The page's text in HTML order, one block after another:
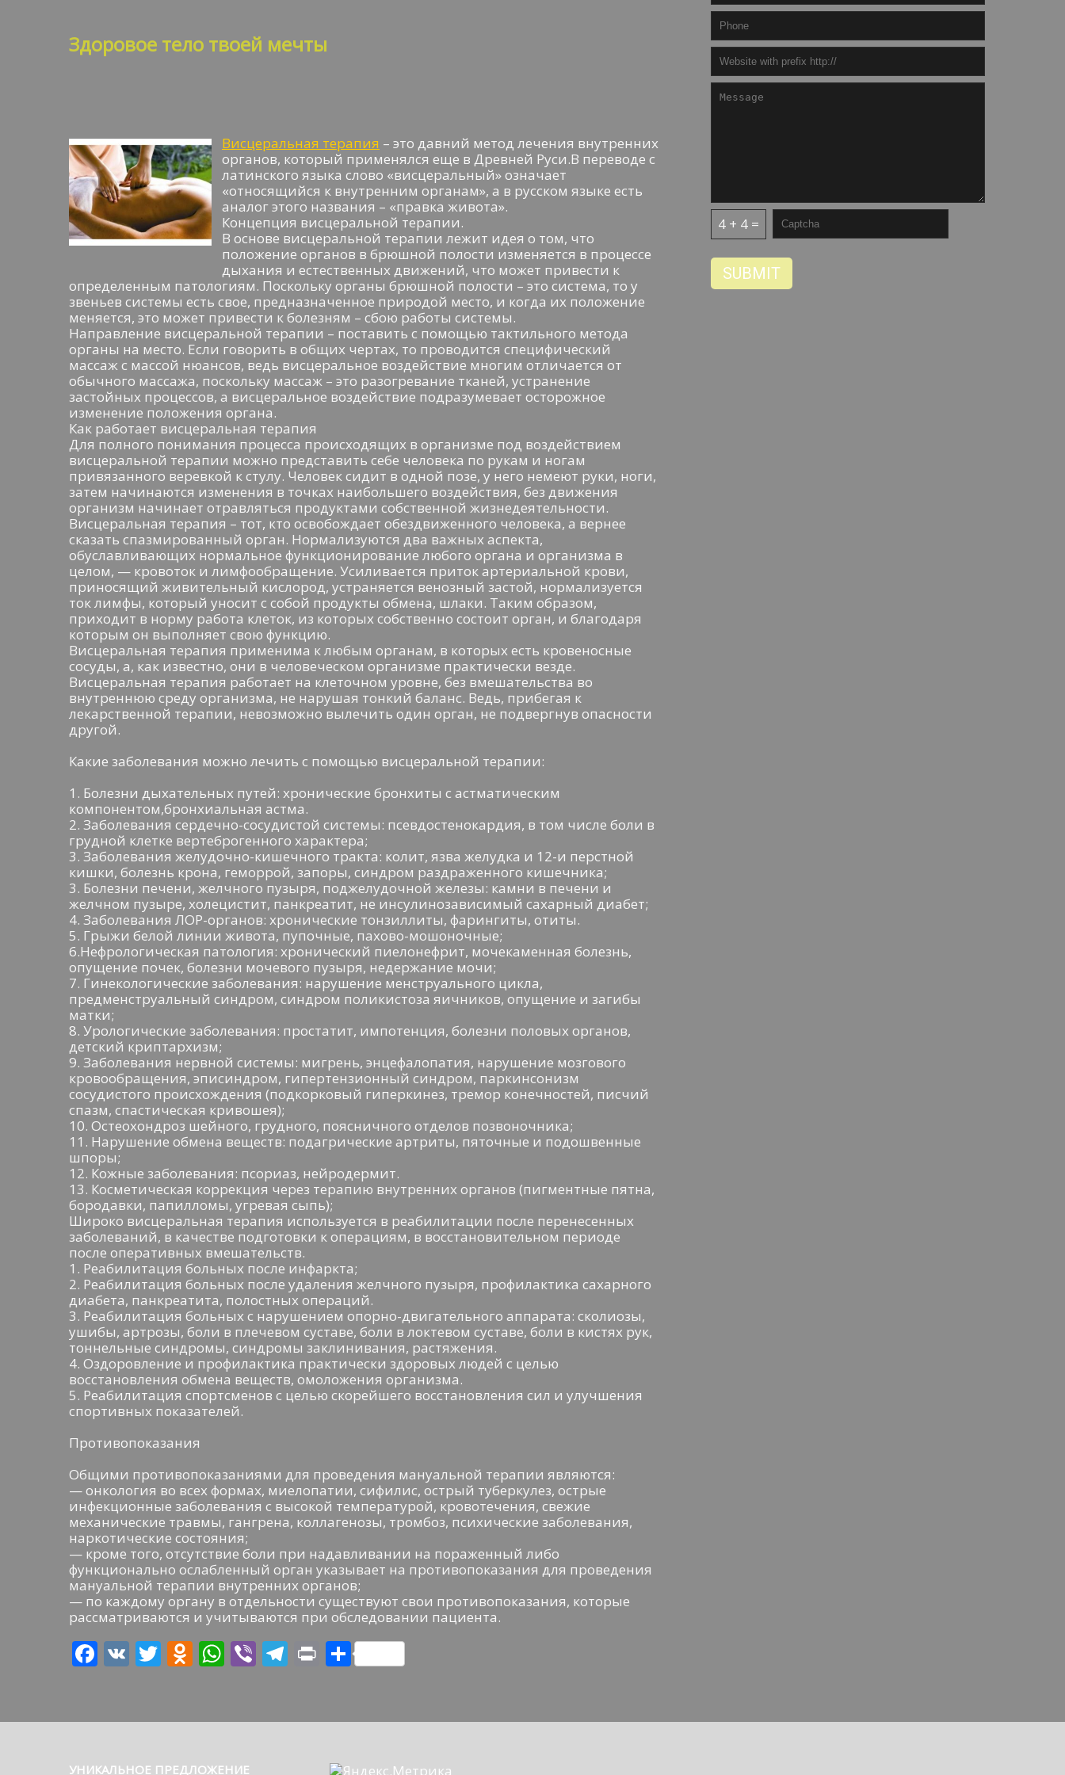
Здоровое тело твоей мечты
Висцеральная терапия – это давний метод лечения внутренних
органов, который применялся еще в Древней Руси.В переводе с
латинского языка слово «висцеральный» означает
«относящийся к внутренним органам», а в русском языке есть
аналог этого названия – «правка живота».
Концепция висцеральной терапии.
В основе висцеральной терапии лежит идея о том, что
положение органов в брюшной полости изменяется в процессе
дыхания и естественных движений, что может привести к
определенным патологиям. Поскольку органы брюшной полости – это система, то у
звеньев системы есть свое, предназначенное природой место, и когда их положение
меняется, это может привести к болезням – сбою работы системы.
Направление висцеральной терапии – поставить с помощью тактильного метода
органы на место. Если говорить в общих чертах, то проводится специфический
массаж с массой нюансов, ведь висцеральное воздействие многим отличается от
обычного массажа, поскольку массаж – это разогревание тканей, устранение
застойных процессов, а висцеральное воздействие подразумевает осторожное
изменение положения органа.
Как работает висцеральная терапия
Для полного понимания процесса происходящих в организме под воздействием
висцеральной терапии можно представить себе человека по рукам и ногам
привязанного веревкой к стулу. Человек сидит в одной позе, у него немеют руки, ноги,
затем начинаются изменения в точках наибольшего воздействия, без движения
организм начинает отравляться продуктами собственной жизнедеятельности.
Висцеральная терапия – тот, кто освобождает обездвиженного человека, а вернее
сказать спазмированный орган. Нормализуются два важных аспекта,
обуславливающих нормальное функционирование любого органа и организма в
целом, — кровоток и лимфообращение. Усиливается приток артериальной крови,
приносящий живительный кислород, устраняется венозный застой, нормализуется
ток лимфы, который уносит с собой продукты обмена, шлаки. Таким образом,
приходит в норму работа клеток, из которых собственно состоит орган, и благодаря
которым он выполняет свою функцию.
Висцеральная терапия применима к любым органам, в которых есть кровеносные
сосуды, а, как известно, они в человеческом организме практически везде.
Висцеральная терапия работает на клеточном уровне, без вмешательства во
внутреннюю среду организма, не нарушая тонкий баланс. Ведь, прибегая к
лекарственной терапии, невозможно вылечить один орган, не подвергнув опасности
другой.
Какие заболевания можно лечить с помощью висцеральной терапии:
1. Болезни дыхательных путей: хронические бронхиты с астматическим
компонентом,бронхиальная астма.
2. Заболевания сердечно-сосудистой системы: псевдостенокардия, в том числе боли в
грудной клетке вертеброгенного характера;
3. Заболевания желудочно-кишечного тракта: колит, язва желудка и 12-и перстной
кишки, болезнь крона, геморрой, запоры, синдром раздраженного кишечника;
3. Болезни печени, желчного пузыря, поджелудочной железы: камни в печени и
желчном пузыре, холецистит, панкреатит, не инсулинозависимый сахарный диабет;
4. Заболевания ЛОР-органов: хронические тонзиллиты, фарингиты, отиты.
5. Грыжи белой линии живота, пупочные, пахово-мошоночные;
6.Нефрологическая патология: хронический пиелонефрит, мочекаменная болезнь,
опущение почек, болезни мочевого пузыря, недержание мочи;
7. Гинекологические заболевания: нарушение менструального цикла,
предменструальный синдром, синдром поликистоза яичников, опущение и загибы
матки;
8. Урологические заболевания: простатит, импотенция, болезни половых органов,
детский криптархизм;
9. Заболевания нервной системы: мигрень, энцефалопатия, нарушение мозгового
кровообращения, эписиндром, гипертензионный синдром, паркинсонизм
сосудистого происхождения (подкорковый гиперкинез, тремор конечностей, писчий
спазм, спастическая кривошея);
10. Остеохондроз шейного, грудного, поясничного отделов позвоночника;
11. Нарушение обмена веществ: подагрические артриты, пяточные и подошвенные
шпоры;
12. Кожные заболевания: псориаз, нейродермит.
13. Косметическая коррекция через терапию внутренних органов (пигментные пятна,
бородавки, папилломы, угревая сыпь);
Широко висцеральная терапия используется в реабилитации после перенесенных
заболеваний, в качестве подготовки к операциям, в восстановительном периоде
после оперативных вмешательств.
1. Реабилитация больных после инфаркта;
2. Реабилитация больных после удаления желчного пузыря, профилактика сахарного
диабета, панкреатита, полостных операций.
3. Реабилитация больных с нарушением опорно-двигательного аппарата: сколиозы,
ушибы, артрозы, боли в плечевом суставе, боли в локтевом суставе, боли в кистях рук,
тоннельные синдромы, синдромы заклинивания, растяжения.
4. Оздоровление и профилактика практически здоровых людей с целью
восстановления обмена веществ, омоложения организма.
5. Реабилитация спортсменов с целью скорейшего восстановления сил и улучшения
спортивных показателей.
Противопоказания
Общими противопоказаниями для проведения мануальной терапии являются:
— онкология во всех формах, миелопатии, сифилис, острый туберкулез, острые
инфекционные заболевания с высокой температурой, кровотечения, свежие
механические травмы, гангрена, коллагенозы, тромбоз, психические заболевания,
наркотические состояния;
— кроме того, отсутствие боли при надавливании на пораженный либо
функционально ослабленный орган указывает на противопоказания для проведения
мануальной терапии внутренних органов;
— по каждому органу в отдельности существуют свои противопоказания, которые
рассматриваются и учитываются при обследовании пациента.
F
b
V T
er
O
o
W
s
Vi T
gr
Pr О
р
4 + 4 =
УНИКАЛЬНОЕ ПРЕДЛОЖЕНИЕ